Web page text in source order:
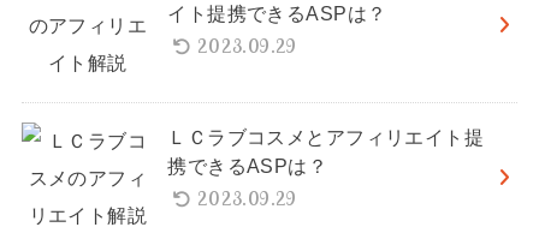
イト提携できるASPは？
2023.09.29
ＬＣラブコスメとアフィリエイト提
携できるASPは？
2023.09.29